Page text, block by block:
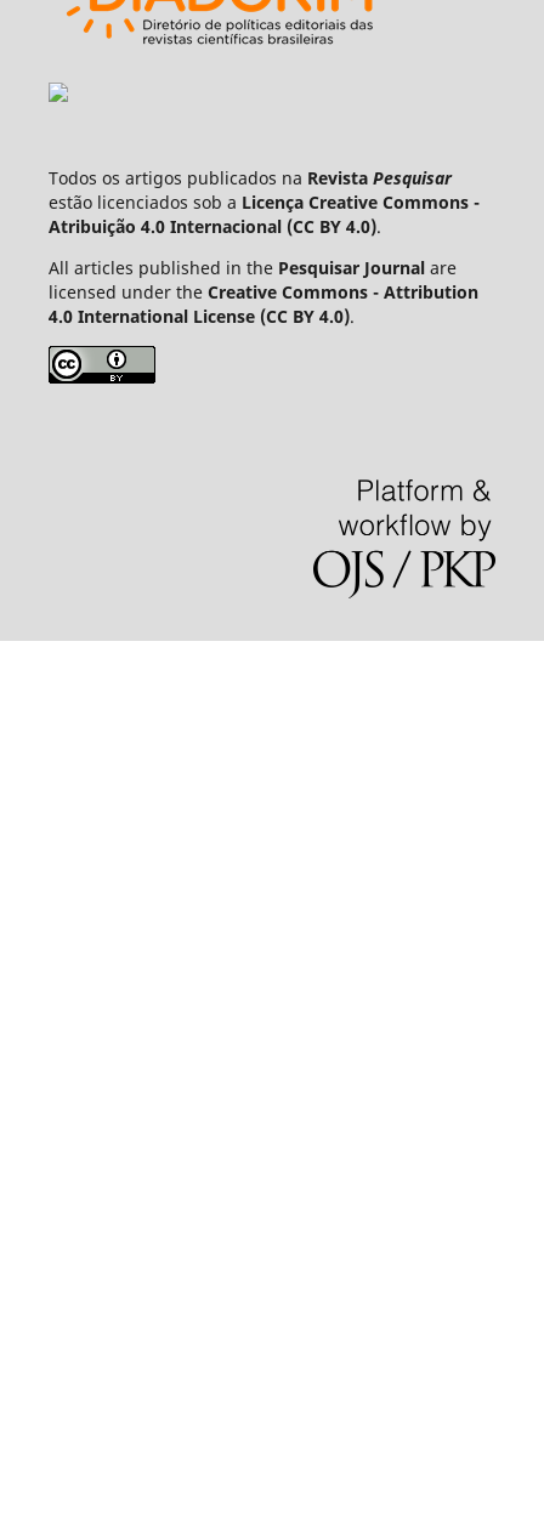
Todos os artigos publicados na Revista Pesquisar
estão licenciados sob a Licença Creative Commons -
Atribuição 4.0 Internacional (CC BY 4.0).
All articles published in the Pesquisar Journalare
licensed under the Creative Commons - Attribution
4.0 International License (CC BY 4.0).